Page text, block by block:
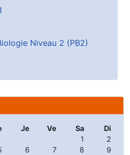
Je Ve Sa
Di
1
2
6 7 8
9
Niveau 2 (PB2)